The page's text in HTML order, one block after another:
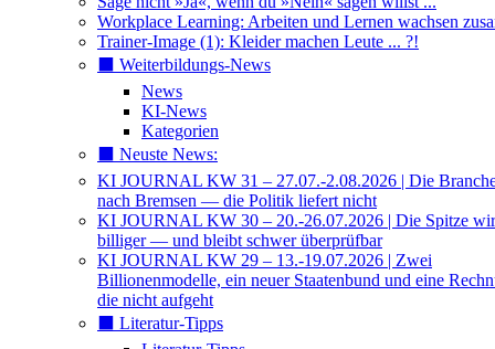
Workplace Learning: Arbeiten und Lernen wachsen
Trainer-Image (1): Kleider machen Leute ... ?!
⬛️ Weiterbildungs-News
News
KI-News
Kategorien
⬛️ Neuste News:
KI JOURNAL KW 31 – 27.07.-2.08.2026 | Die
nach Bremsen — die Politik liefert nicht
KI JOURNAL KW 30 – 20.-26.07.2026 | Die Spitze
billiger — und bleibt schwer überprüfbar
KI JOURNAL KW 29 – 13.-19.07.2026 | Zwei
Billionenmodelle, ein neuer Staatenbund und eine
die nicht aufgeht
⬛️ Literatur-Tipps